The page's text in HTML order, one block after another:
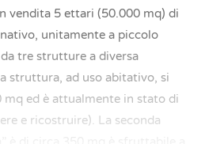
vendita 5 ettari (50.000 mq) di
unitamente a piccolo
tre strutture a diversa
struttura, ad uso abitativo, si
mq ed è attualmente in stato di
e ricostruire). La seconda